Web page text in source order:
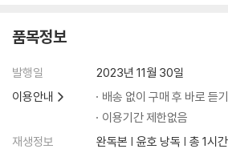
품목정보
발행일
2023년 11월 30일
이용안내
배송 없이 구매 후 바로 듣기
이용기간 제한없음
재생정보
완독본 | 윤호 낭독 | 총 1시